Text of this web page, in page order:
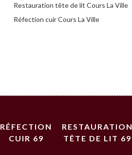
Restauration tête de lit Cours La Ville
Réfection cuir Cours La Ville
RÉFECTION
CUIR 69
RESTAURATION
TÊTE DE LIT 69